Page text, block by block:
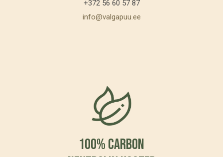
+372 56 60 57 87
info@valgapuu.ee
100% Carbon